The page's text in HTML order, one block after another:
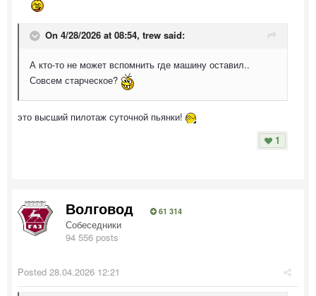
On 4/28/2026 at 08:54, trew said:
А кто-то не может вспомнить где машину оставил..
Совсем старческое?
это высший пилотаж суточной пьянки!
1
Волговод 61 314
Собеседники
94 556 posts
Posted 28.04.2026 12:21